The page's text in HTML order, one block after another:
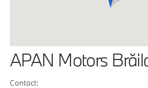
APAN Motors
Contact: